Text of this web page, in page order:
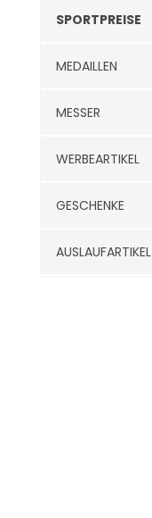
SPORTPREISE
MEDAILLEN
MESSER
WERBEARTIKEL
GESCHENKE
AUSLAUFARTIKEL